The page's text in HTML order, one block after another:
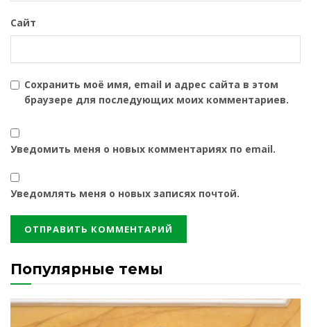
Сайт
Сохранить моё имя, email и адрес сайта в этом
браузере для последующих моих комментариев.
Уведомить меня о новых комментариях по email.
Уведомлять меня о новых записях почтой.
Популярные темы